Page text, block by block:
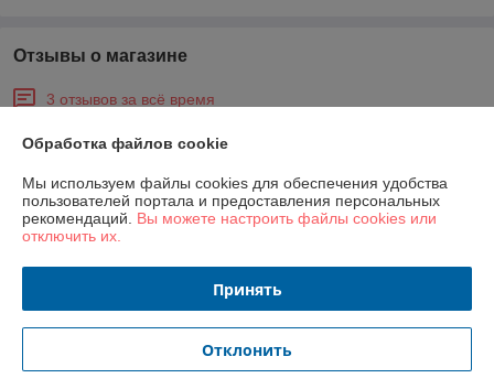
Отзывы о магазине
3 отзывов за всё время
Татьяна
Отлично
Менеджер быстро связался со мной. Заказал машину швейную
Mauser Spezial ML8121-E00-BC. Товар получил быстро. Полностью
соответствует описанию. Порадовал подарок в виде ножниц.
Спасибо компании за отличную работу!
Обработка файлов cookie
Мы используем файлы cookies для обеспечения удобства
пользователей портала и предоставления персональных
рекомендаций. Вы можете настроить файлы cookies или
отключить их.
Принять
Отклонить